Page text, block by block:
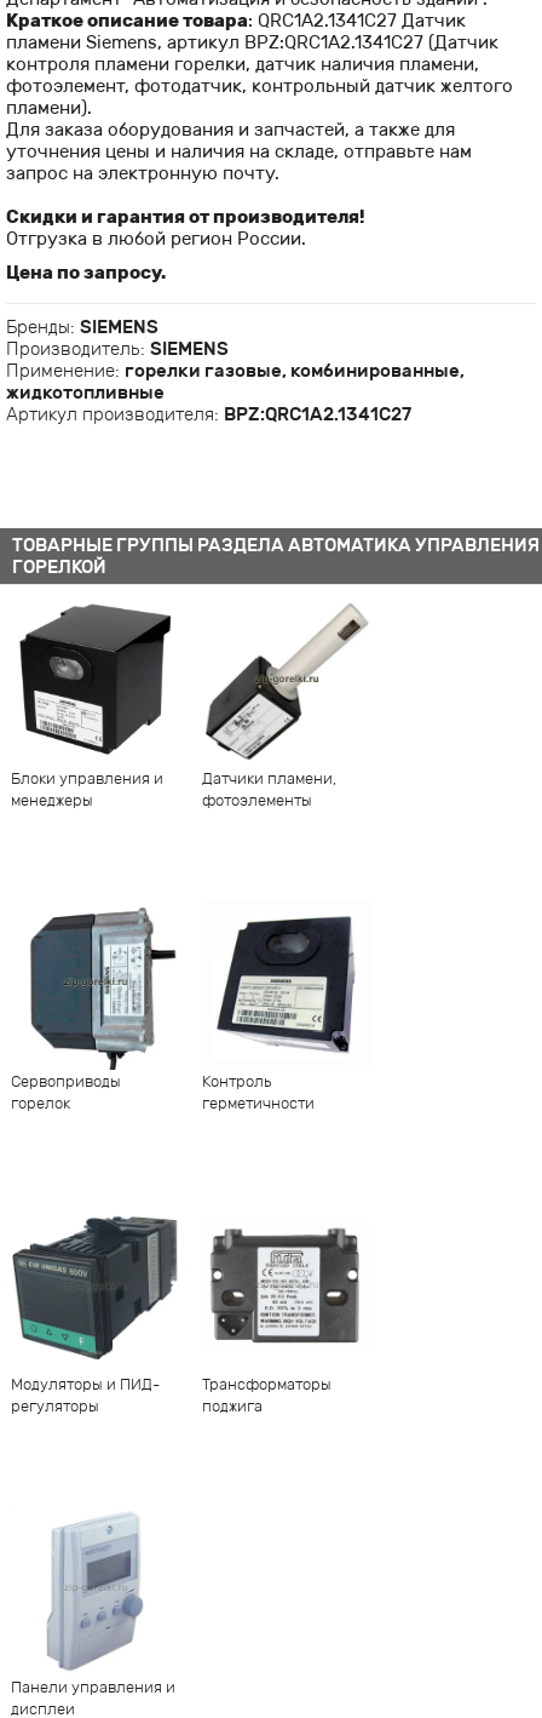
Краткое описание товара: QRC1A2.1341C27 Датчик
пламени Siemens, артикул BPZ:QRC1A2.1341C27 (Датчик
контроля пламени горелки, датчик наличия пламени,
фотоэлемент, фотодатчик, контрольный датчик желтого
пламени).
Для заказа оборудования и запчастей, а также для
уточнения цены и наличия на складе, отправьте нам
запрос на электронную почту.
Скидки и гарантия от производителя!
Отгрузка в любой регион России.
Цена по запросу.
Бренды: SIEMENS
Производитель: SIEMENS
Применение: горелки газовые, комбинированные,
жидкотопливные
Артикул производителя: BPZ:QRC1A2.1341C27
ТОВАРНЫЕ ГРУППЫ РАЗДЕЛА АВТОМАТИКА УПРАВЛЕНИЯ
ГОРЕЛКОЙ
Блоки управления и
менеджеры
Датчики пламени,
фотоэлементы
Сервоприводы
горелок
Контроль
герметичности
Модуляторы и ПИД-
регуляторы
Трансформаторы
поджига
Панели управления и
дисплеи